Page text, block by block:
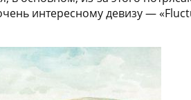
интересному девизу —